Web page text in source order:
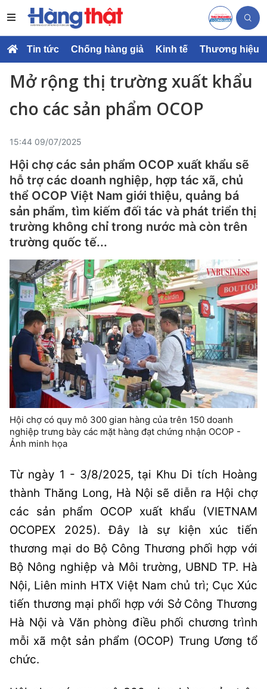
Tin tức Chống hàng giả Kinh tế Thương hiệu
Mở rộng thị trường xuất khẩu
cho các sản phẩm OCOP
15:44 09/07/2025
Hội chợ các sản phẩm OCOP xuất khẩu sẽ
hỗ trợ các doanh nghiệp, hợp tác xã, chủ
thể OCOP Việt Nam giới thiệu, quảng bá
sản phẩm, tìm kiếm đối tác và phát triển thị
trường không chỉ trong nước mà còn trên
trường quốc tế...
Hội chợ có quy mô 300 gian hàng của trên 150 doanh
nghiệp trưng bày các mặt hàng đạt chứng nhận OCOP -
Ảnh minh họa
Từ ngày 1 - 3/8/2025, tại Khu Di tích Hoàng
thành Thăng Long, Hà Nội sẽ diễn ra Hội chợ
các sản phẩm OCOP xuất khẩu (VIETNAM
OCOPEX 2025). Đây là sự kiện xúc tiến
thương mại do Bộ Công Thương phối hợp với
Bộ Nông nghiệp và Môi trường, UBND TP. Hà
Nội, Liên minh HTX Việt Nam chủ trì; Cục Xúc
tiến thương mại phối hợp với Sở Công Thương
Hà Nội và Văn phòng điều phối chương trình
mỗi xã một sản phẩm (OCOP) Trung Ương tổ
chức.